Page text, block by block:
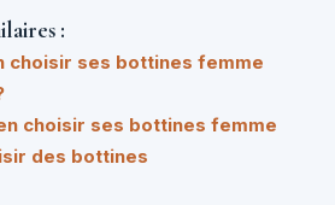
:
choisir ses bottines femme
choisir ses bottines femme
des bottines